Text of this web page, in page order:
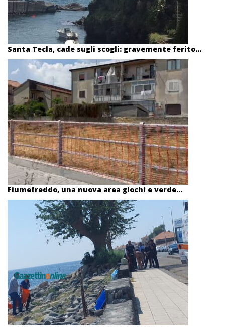
Santa Tecla, cade sugli scogli: gravemente ferito...
Fiumefreddo, una nuova area giochi e verde...